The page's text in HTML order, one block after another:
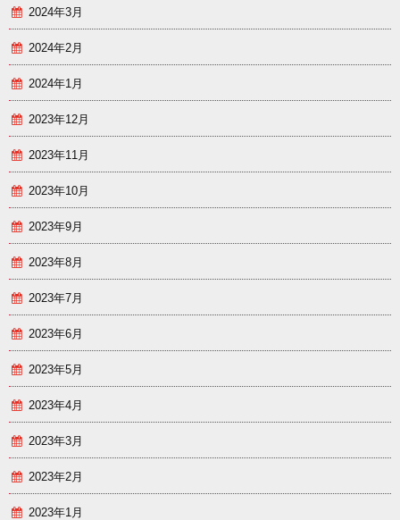
2024年3月
2024年2月
2024年1月
2023年12月
2023年11月
2023年10月
2023年9月
2023年8月
2023年7月
2023年6月
2023年5月
2023年4月
2023年3月
2023年2月
2023年1月